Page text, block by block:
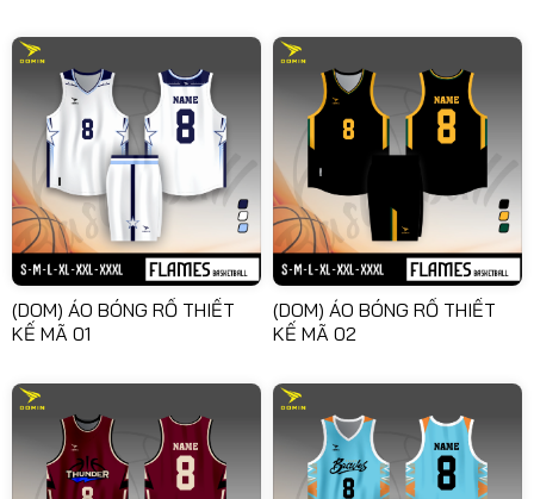
(DOM) ÁO BÓNG RỔ THIẾT
KẾ MÃ 01
(DOM) ÁO BÓNG RỔ THIẾT
KẾ MÃ 02